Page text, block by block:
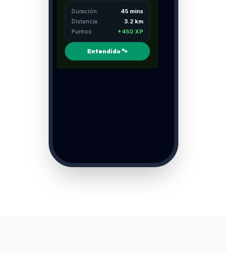
Duración:
45 mins
Distancia:
3.2 km
Puntos:
+450 XP
Entendido 🐾